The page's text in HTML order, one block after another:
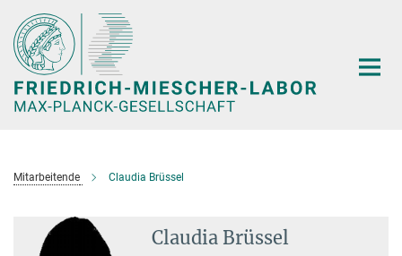
Hauptinhalt
Mitarbeitende Claudia Brüssel
Claudia Brüssel